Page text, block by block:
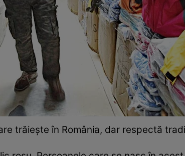
trăiește în România, dar respectă